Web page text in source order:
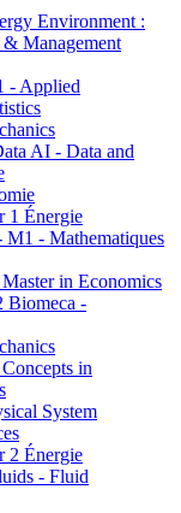
Environment :
Management
- Applied
AI - Data and
1 Énergie
- Mathematiques
in Economics
-
in
System
2 Énergie
- Fluid